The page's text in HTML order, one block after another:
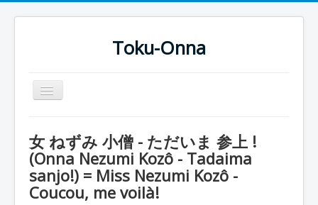
Toku-Onna
Basculer
la
Toku-Actrices
Toku-Critiques
Séries
女 ねずみ 小僧 - ただいま 参上 !
(Onna Nezumi Kozô - Tadaima
sanjo!) = Miss Nezumi Kozô -
Coucou, me voilà!